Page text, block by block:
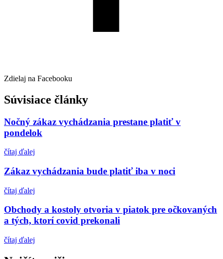
Zdielaj na Facebooku
Súvisiace články
Nočný zákaz vychádzania prestane platiť v
pondelok
čítaj ďalej
Zákaz vychádzania bude platiť iba v noci
čítaj ďalej
Obchody a kostoly otvoria v piatok pre očkovaných
a tých, ktorí covid prekonali
čítaj ďalej